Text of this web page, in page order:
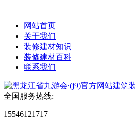
网站首页
关于我们
装修建材知识
装修建材百科
联系我们
全国服务热线:
15546121717